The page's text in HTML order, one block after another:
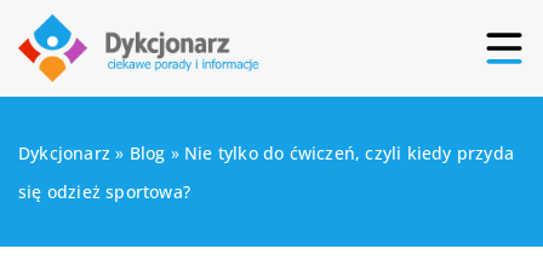
Dykcjonarz » Blog » Nie tylko do ćwiczeń, czyli kiedy przyda
się odzież sportowa?